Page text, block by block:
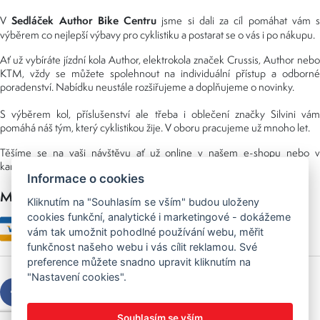
VSedláček Author Bike Centru jsme si dali za cíl pomáhat vám s
výběrem co nejlepší výbavy pro cyklistiku a postarat se o vás i po nákupu.
Ať už vybíráte jízdní kola Author, elektrokola značek Crussis, Author nebo
KTM, vždy se můžete spolehnout na individuální přístup a odborné
poradenství. Nabídku neustále rozšiřujeme a doplňujeme o novinky.
S výběrem kol, příslušenství ale třeba i oblečení značky Silvini vám
pomáhá náš tým, který cyklistikou žije. V oboru pracujeme už mnoho let.
Těšíme se na vaši návštěvu ať už online v našem e-shopu nebo v
kamenné prodejně, kterou najdete v NS (nákupní středisko) URAN.
Možnosti platby
Informace o cookies
Kliknutím na "Souhlasím se vším" budou uloženy
cookies funkční, analytické i marketingové - dokážeme
vám tak umožnit pohodlné používání webu, měřit
funkčnost našeho webu i vás cílit reklamou. Své
preference můžete snadno upravit kliknutím na
"Nastavení cookies".